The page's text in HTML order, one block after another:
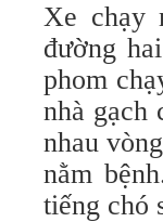
Xe chạy
đường
phom
nhà gạch
nhau
nằm
tiếng chó